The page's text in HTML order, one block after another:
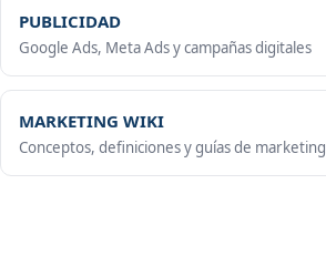
PUBLICIDAD
Google Ads, Meta Ads y campañas digitales
MARKETING WIKI
Conceptos, definiciones y guías de marketing